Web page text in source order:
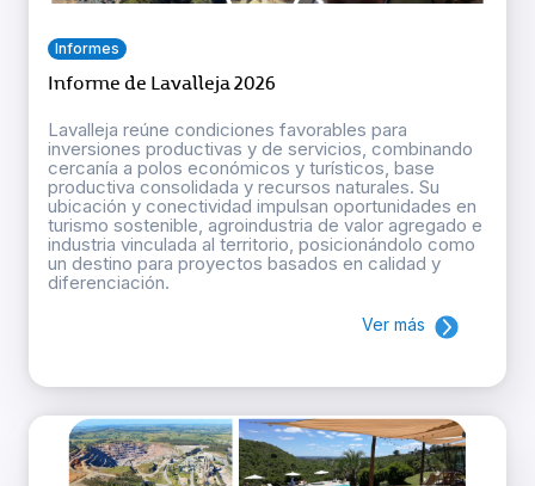
Informes
Informe de Lavalleja 2026
Lavalleja reúne condiciones favorables para
inversiones productivas y de servicios, combinando
cercanía a polos económicos y turísticos, base
productiva consolidada y recursos naturales. Su
ubicación y conectividad impulsan oportunidades en
turismo sostenible, agroindustria de valor agregado e
industria vinculada al territorio, posicionándolo como
un destino para proyectos basados en calidad y
diferenciación.
Ver más